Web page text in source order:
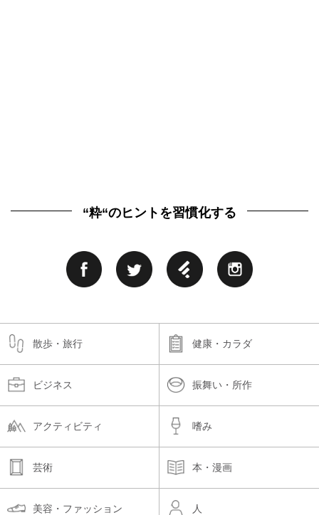
“粋“のヒントを習慣化する
散歩・旅行 健康・カラダ
ビジネス 振舞い・所作
アクティビティ 嗜み
芸術 本・漫画
美容・ファッション 人